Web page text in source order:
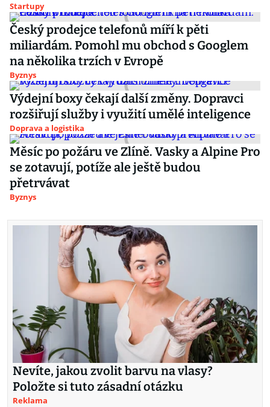
Startupy
Český prodejce telefonů míří k pěti
miliardám. Pomohl mu obchod s Googlem
na několika trzích v Evropě
Byznys
Výdejní boxy čekají další změny. Dopravci
rozšiřují služby i využití umělé inteligence
Doprava a logistika
Měsíc po požáru ve Zlíně. Vasky a Alpine Pro
se zotavují, potíže ale ještě budou
přetrvávat
Byznys
Nevíte, jakou zvolit barvu na vlasy?
Položte si tuto zásadní otázku
Reklama